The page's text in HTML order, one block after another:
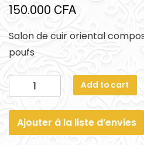
150.000 CFA
Salon de cuir oriental
poufs
Add to cart
Ajouter à la liste d’envies